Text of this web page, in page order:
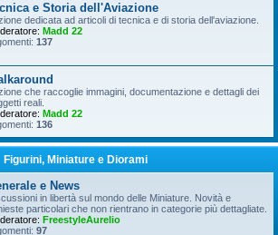
e Storia dell'Aviazione
dedicata ad articoli di tecnica e di storia dell'aviazione.
Madd 22
137
che raccoglie immagini, documentazione e dettagli dei
reali.
Madd 22
136
Figurini, Miniature e Diorami
e News
in libertà sul mondo delle Miniature. Novità e
particolari che non rientrano in categorie più dettagliate.
FreestyleAurelio
97